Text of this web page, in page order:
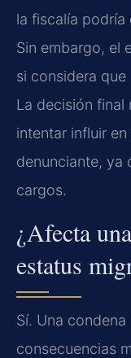
la fiscalía podría
Sin embargo, el
si considera
La decisión final
intentar influir
denunciante, ya
cargos.
¿Afecta
estatus
Sí. Una
consecuencias